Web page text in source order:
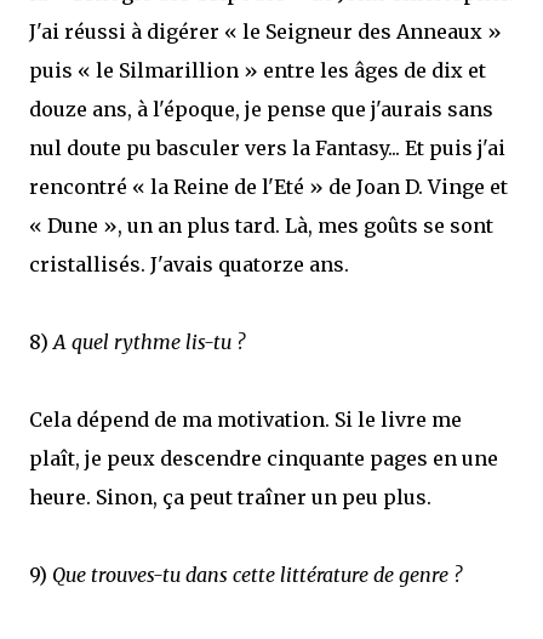
J'ai réussi à digérer « le Seigneur des Anneaux »
puis « le Silmarillion » entre les âges de dix et
douze ans, à l'époque, je pense que j'aurais sans
nul doute pu basculer vers la Fantasy... Et puis j'ai
rencontré « la Reine de l'Eté » de Joan D. Vinge et
« Dune », un an plus tard. Là, mes goûts se sont
cristallisés. J'avais quatorze ans.
8)A quel rythme lis-tu ?
Cela dépend de ma motivation. Si le livre me
plaît, je peux descendre cinquante pages en une
heure. Sinon, ça peut traîner un peu plus.
9) Que trouves-tu dans cette littérature de genre ?